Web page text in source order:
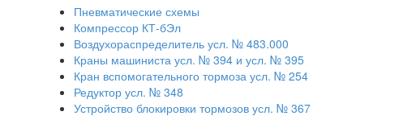
Пневматические схемы
Компрессор КТ-бЭл
Воздухораспределитель усл. № 483.000
Краны машиниста усл. № 394 и усл. № 395
Кран вспомогательного тормоза усл. № 254
Редуктор усл. № 348
Устройство блокировки тормозов усл. № 367